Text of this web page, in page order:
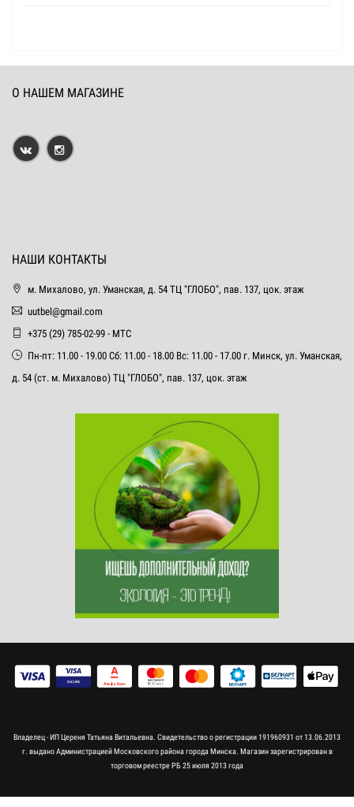
О НАШЕМ МАГАЗИНЕ
НАШИ КОНТАКТЫ
м. Михалово, ул. Уманская, д. 54 ТЦ "ГЛОБО", пав. 137, цок. этаж
uutbel@gmail.com
+375 (29) 785-02-99 - МТС
Пн-пт: 11.00 - 19.00 Сб: 11.00 - 18.00 Вс: 11.00 - 17.00 г. Минск, ул. Уманская,
д. 54 (ст. м. Михалово) ТЦ "ГЛОБО", пав. 137, цок. этаж
Владелец - ИП Цереня Татьяна Витальевна. Свидетельство о регистрации 191960931 от 13.06.2013
г. выдано Администрацией Московского района города Минска. Магазин зарегистрирован в
торговом реестре РБ 25 июля 2013 года